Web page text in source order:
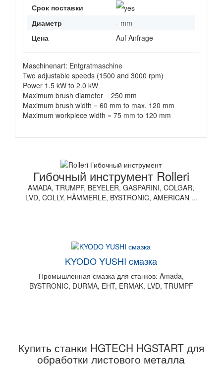
Срок поставки
Диаметр
- mm
Цена
Auf Anfrage
Maschinenart: Entgratmaschine
Two adjustable speeds (1500 and 3000 rpm)
Power 1.5 kW to 2.0 kW
Maximum brush diameter = 250 mm
Maximum brush width = 60 mm to max. 120 mm
Maximum workpiece width = 75 mm to 120 mm
Гибочный инструмент Rolleri
AMADA, TRUMPF, BEYELER, GASPARINI, COLGAR,
LVD, COLLY, HÄMMERLE, BYSTRONIC, AMERICAN ...
KYODO YUSHI смазка
Промышленная смазка для станков: Amada,
BYSTRONIC, DURMA, EHT, ERMAK, LVD, TRUMPF
Купить станки HGTECH HGSTART для
обработки листового металла